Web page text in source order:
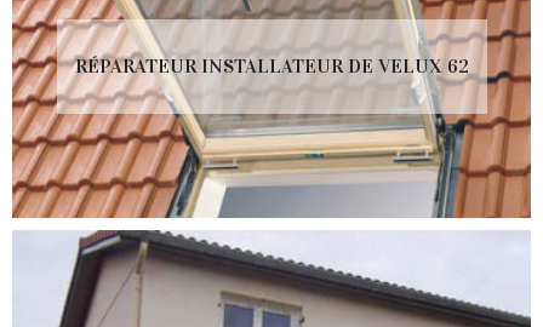
RÉPARATEUR INSTALLATEUR DE VELUX 62